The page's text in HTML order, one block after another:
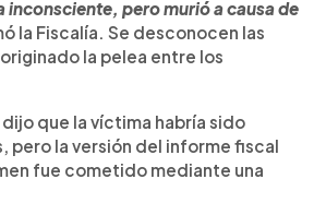
inconsciente, pero murió a causa de
la Fiscalía. Se desconocen las
la pelea entre los
que la víctima habría sido
pero la versión del informe fiscal
fue cometido mediante una